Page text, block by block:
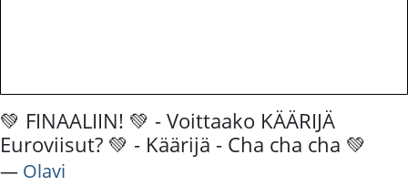
💚 FINAALIIN! 💚 - Voittaako KÄÄRIJÄ
Euroviisut? 💚 - Käärijä - Cha cha cha 💚
― Olavi